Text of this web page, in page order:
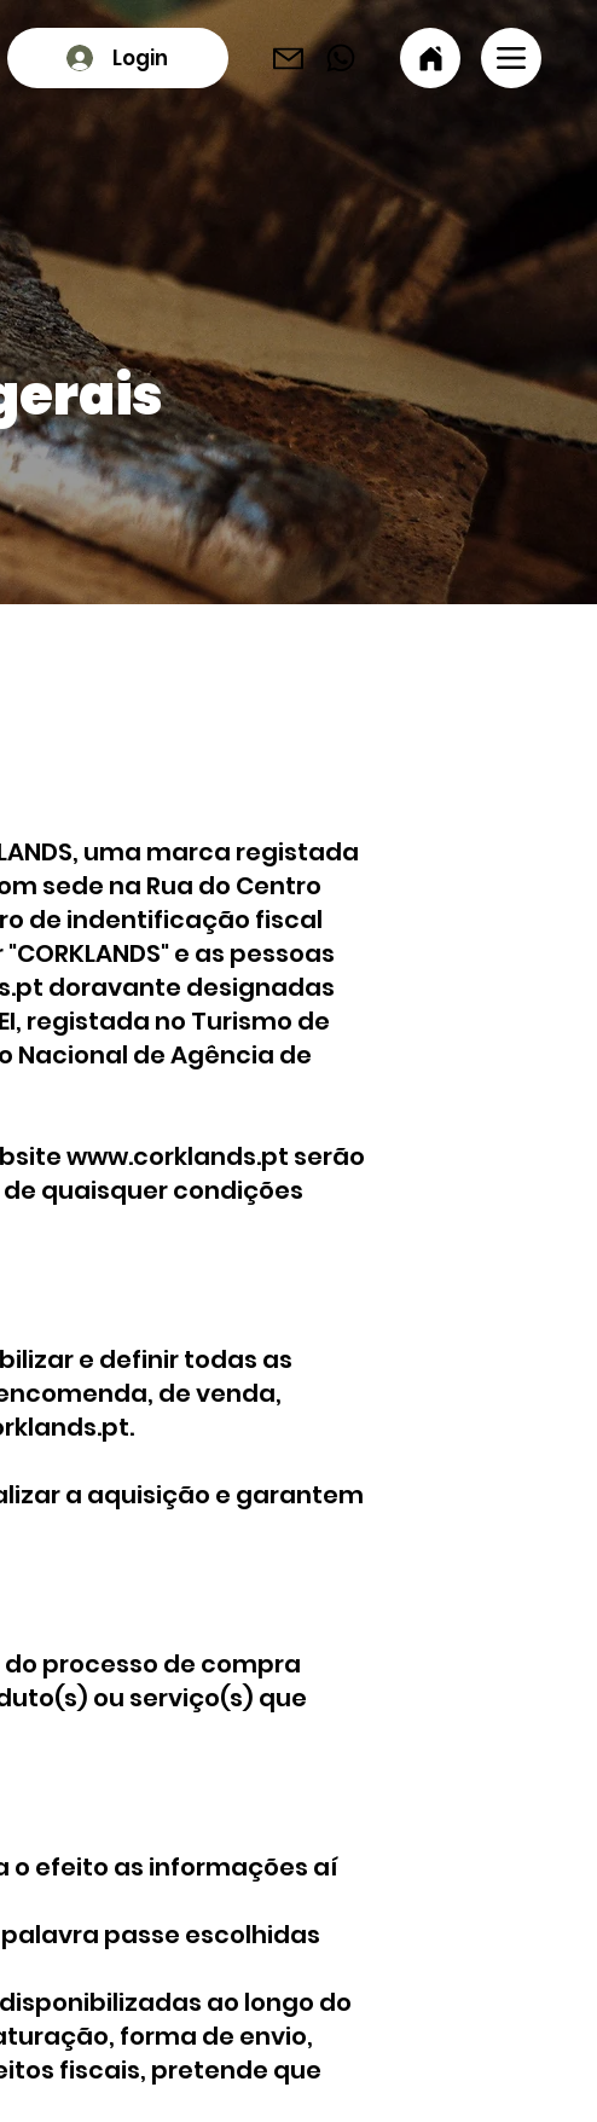
Login
uma marca registada
sede na Rua do Centro
de indentificação fiscal
e as pessoas
doravante designadas
registada no Turismo de
Nacional de Agência de
www.corklands.pt serão
quaisquer condições
e definir todas as
de venda,
.
a aquisição e garantem
processo de compra
ou serviço(s) que
o efeito as informações aí
passe escolhidas
ao longo do
forma de envio,
fiscais, pretende que